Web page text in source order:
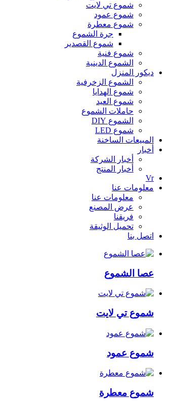
شموع تي لايت
شموع عمود
شموع معطرة
جرة الشموع
شموع القصدير
شموع فنية
الشموع الدينية
ديكور المنزل
الشموع الزخرفية
شموع الهدايا
شموع العيد
حاملات الشموع
الشموع DIY
شموع LED
المبيعات الساخنة
أخبار
أخبار الشركة
أخبار المنتج
Vr
معلومات عنا
معلومات عنا
عرض المصنع
فريقنا
تحميل الوثيقة
اتصل بنا
عصا الشموع
شموع تي لايت
شموع عمود
شموع معطرة